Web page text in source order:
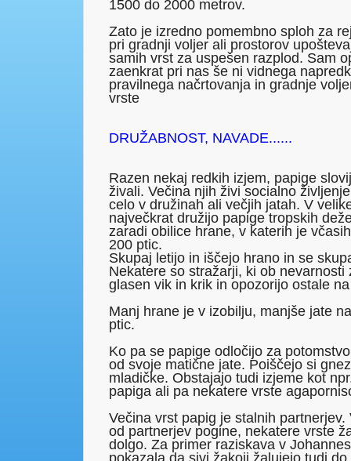
1500 do 2000 metrov.
Zato je izredno pomembno sploh za
pri gradnji voljer ali prostorov
samih vrst za uspešen razplod. Sam
zaenkrat pri nas še ni vidnega
pravilnega načrtovanja in gradnje
vrste
DRUŽABNOST, NAVADE......
Razen nekaj redkih izjem, papige
živali. Večina njih živi socialno
celo v družinah ali večjih jatah. V
največkrat družijo papige tropskih
zaradi obilice hrane, v katerih je
200 ptic.
Skupaj letijo in iščejo hrano in se
Nekatere so stražarji, ki ob nevarnosti
glasen vik in krik in opozorijo ostale
Manj hrane je v izobilju, manjše jate
ptic.
Ko pa se papige odločijo za
od svoje matične jate. Poiščejo si
mladičke. Obstajajo tudi izjeme kot
papiga ali pa nekatere vrste
Večina vrst papig je stalnih partnerjev.
od partnerjev pogine, nekatere vrste
dolgo. Za primer raziskava v
pokazala da sivi žakoji žalujejo tudi do